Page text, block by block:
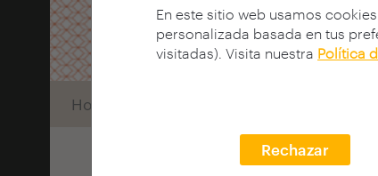
En este sitio web usamos
personalizada basada en tus
visitadas). Visita nuestra Política
Rechazar
Home